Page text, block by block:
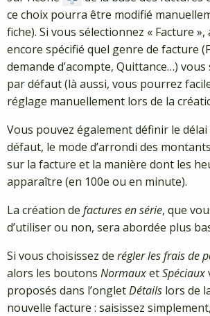
ce choix pourra être modifié
fiche). Si vous sélectionnez « Facture
encore spécifié quel genre de facture
demande d’acompte, Quittance…)
par défaut (là aussi, vous pourrez
réglage manuellement lors de la
Vous pouvez également définir le
défaut, le mode d’arrondi des
sur la facture et la manière dont les
apparaître (en 100e ou en minute).
La création de factures en série, que
d’utiliser ou non, sera abordée plus
Si vous choisissez de régler les frais de
alors les boutons NormauxetSpéciaux
proposés dans l’ongletDétails lors de
nouvelle facture : saisissez